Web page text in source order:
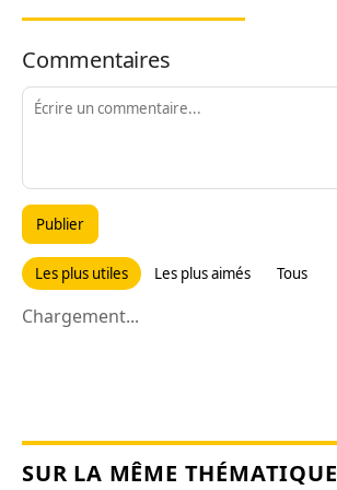
Commentaires
Publier
Les plus utiles Les plus aimés Tous
Chargement...
SUR LA MÊME THÉMATIQUE